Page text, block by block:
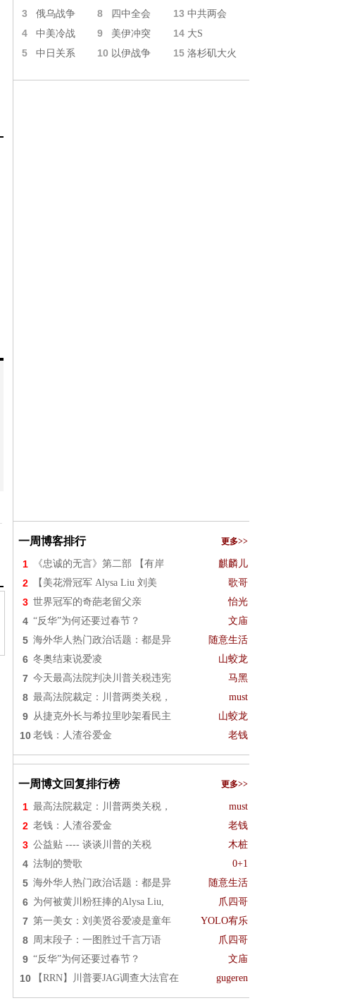
3 俄乌战争 8 四中全会 13 中共两会
4 中美冷战 9 美伊冲突 14 大S
5 中日关系 10 以伊战争 15 洛杉矶大火
一周博客排行 更多>>
1 《忠诚的无言》第二部 【有岸 麒麟儿
2 【美花滑冠军 Alysa Liu 刘美 歌哥
3 世界冠军的奇葩老留父亲 怡光
4 “反华”为何还要过春节？ 文庙
5 海外华人热门政治话题：都是异 随意生活
6 冬奥结束说爱凌 山蛟龙
7 今天最高法院判决川普关税违宪 马黑
8 最高法院裁定：川普两类关税， must
9 从捷克外长与希拉里吵架看民主 山蛟龙
10 老钱：人渣谷爱金 老钱
一周博文回复排行榜 更多>>
1 最高法院裁定：川普两类关税， must
2 老钱：人渣谷爱金 老钱
3 公益贴 ---- 谈谈川普的关税 木桩
4 法制的赞歌 0+1
5 海外华人热门政治话题：都是异 随意生活
6 为何被黄川粉狂捧的Alysa Liu, 爪四哥
7 第一美女：刘美贤谷爱凌是童年 YOLO宥乐
8 周末段子：一图胜过千言万语 爪四哥
9 “反华”为何还要过春节？ 文庙
10 【RRN】川普要JAG调查大法官在 gugeren